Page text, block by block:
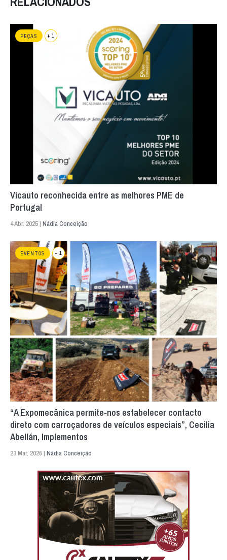
PEÇAS + 1
Vicauto reconhecida entre as melhores PME de
Portugal
4 Abr. 2025 | Nádia Conceição
EVENTOS + 1
“A Expomecânica permite-nos estabelecer contacto
direto com carroçadores de veículos especiais”, Cecilia
Abellán, Implementos
23 Mar. 2026 | Nádia Conceição